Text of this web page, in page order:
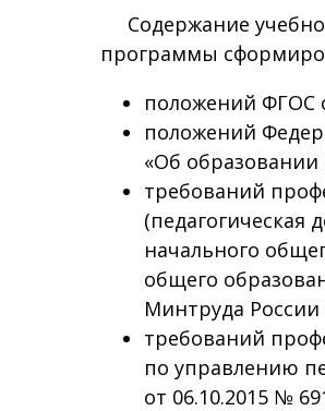
Содержание
программы
положений ФГОС
положений
«Об образовании
требований
(педагогическая
начального
общего
Минтруда России
требований
по управлению
от 06.10.2015 №